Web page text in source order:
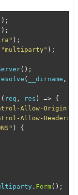
);
);
);
"multiparty" );
();
( __dirname ,
( req , res ) => {
Allow-Origin"
Allow-Headers"
)
{
. Form();